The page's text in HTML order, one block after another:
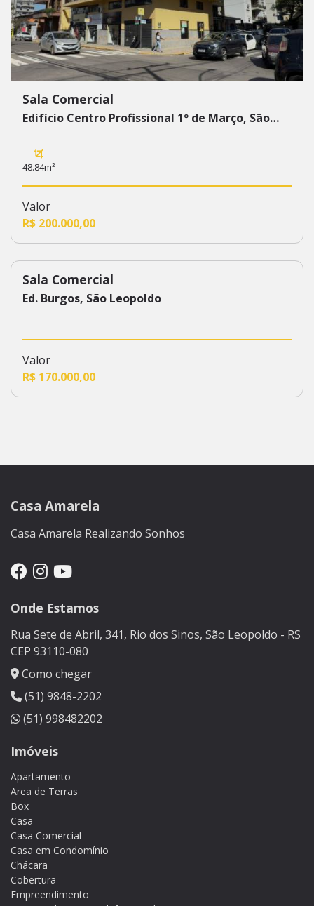
Sala Comercial
Edifício Centro Profissional 1º de Março, São
48.84m²
Valor
R$ 200.000,00
638
Sala Comercial
Ed. Burgos, São Leopoldo
Valor
R$ 170.000,00
Casa Amarela
Casa Amarela Realizando Sonhos
Onde Estamos
Rua Sete de Abril, 341, Rio dos Sinos, São Leopoldo - RS
CEP 93110-080
Como chegar
(51) 9848-2202
(51) 998482202
Imóveis
Apartamento
Area de Terras
Box
Casa
Casa Comercial
Casa em Condomínio
Chácara
Cobertura
Empreendimento